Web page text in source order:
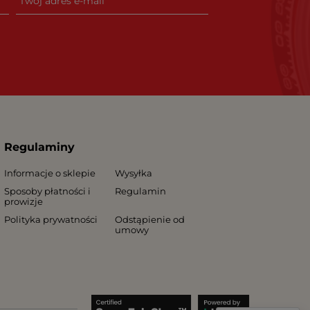
Regulaminy
Informacje o sklepie
Wysyłka
Sposoby płatności i
prowizje
Regulamin
Polityka prywatności
Odstąpienie od
umowy